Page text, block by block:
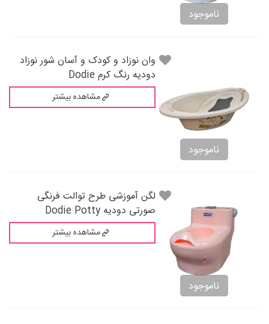
ناموجود
ناموجود
وان نوزاد و کودک و آسان شور نوزاد
دودیه رنگ کرم Dodie
مشاهده بیشتر
ناموجود
لگن آموزشی طرح توالت فرنگی
صورتی دودیه Dodie Potty
مشاهده بیشتر